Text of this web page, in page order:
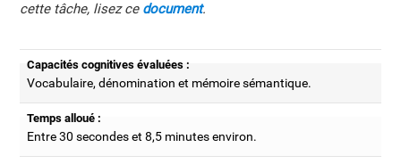
cette tâche, lisez ce document.
Capacités cognitives évaluées :
Vocabulaire, dénomination et mémoire sémantique.
Temps alloué :
Entre 30 secondes et 8,5 minutes environ.